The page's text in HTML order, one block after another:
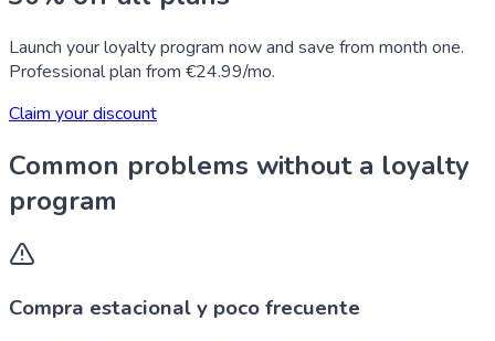
Launch your loyalty program now and save from month one.
Professional plan from €24.99/mo.
Claim your discount
Common problems without a loyalty
program
Compra estacional y poco frecuente